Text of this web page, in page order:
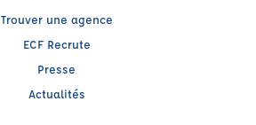
Trouver une agence
ECF Recrute
Presse
Actualités